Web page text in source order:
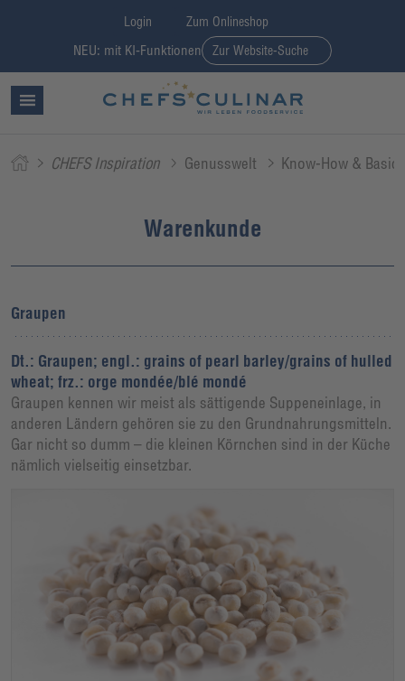
Login Zum Onlineshop
NEU: mit KI-Funktionen Zur Website-Suche
CHEFS Inspiration Genusswelt Know-How &
Warenkunde
Graupen
Dt.: Graupen; engl.: grains of pearl barley/grains of hulled
wheat; frz.: orge mondée/blé mondé
Graupen kennen wir meist als sättigende Suppeneinlage, in
anderen Ländern gehören sie zu den Grundnahrungsmitteln.
Gar nicht so dumm – die kleinen Körnchen sind in der Küche
nämlich vielseitig einsetzbar.